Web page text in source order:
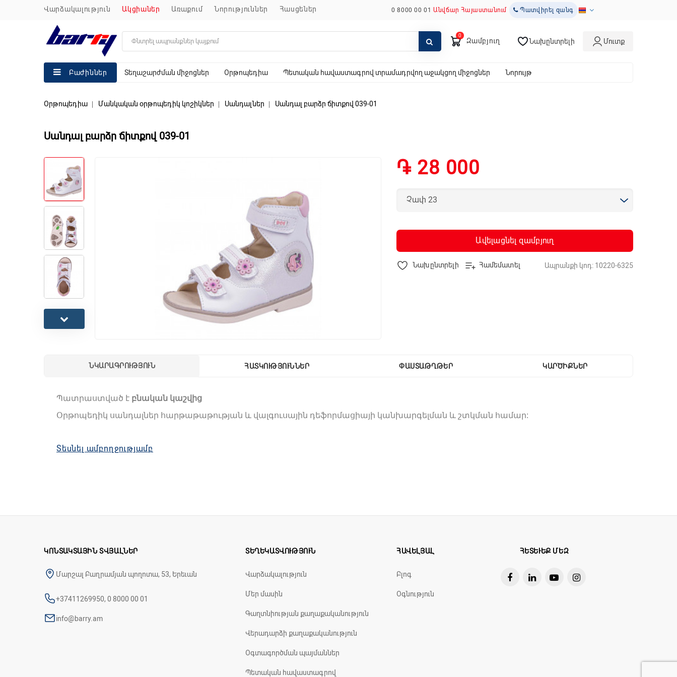
վարձակալություն ակցիաներ առաքում նորություններ հասցեներ 0 8000 00 01Անվճար Հայաստանում Պատվիրել զանգ
Զամբյուղ Նախընտրելի Մուտք
Բաժիններ Տեղաշարժման միջոցներ Օրթոպեդիա Պետական հավաստագրով տրամադրվող աջակցող միջոցներ Նորույթ
Օրթոպեդիա Մանկական օրթոպեդիկ կոշիկներ Սանդալներ Սանդալ բարձր ճիտքով 039-01
Սանդալ բարձր ճիտքով 039-01
֏ 28 000
Ավելացնել զամբյուղ
Նախընտրելի Համեմատել Ապրանքի կոդ: 10220-6325
ՆԿԱՐԱԳՐՈՒԹՅՈՒՆ ՀԱՏԿՈՒԹՅՈՒՆՆԵՐ ՓԱՍՏԱԹՂԹԵՐ ԿԱՐԾԻՔՆԵՐ
Պատրաստված է բնական կաշվից
Օրթոպեդիկ սանդալներ հարթաթաթության և վալգուսային դեֆորմացիայի կանխարգելման և շտկման համար:
կնելը՝ այսպես կոչված ծուռթաթությունը կամ վալգուսային դեֆորմացիան:
Տեսնել ամբողջությամբ
ԿՈՆՏԱԿՏԱՅԻՆ ՏՎՅԱԼՆԵՐ
Մարշալ Բաղրամյան պողոտա, 53, Երեւան
+37411269950, 0 8000 00 01
info@barry.am
ՏԵՂԵԿԱՏՎՈՒԹՅՈՒՆ
Վարձակալություն
Մեր մասին
Գաղտնիության քաղաքականություն
Վերադարձի քաղաքականություն
Օգտագործման պայմաններ
Պետական հավաստագրով
ՀԱՎԵԼՅԱԼ
Բլոգ
Օգնություն
ՀԵՏԵՒԵՔ ՄԵԶ